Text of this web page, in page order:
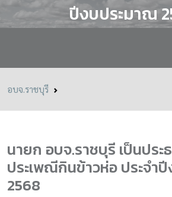
ปีงบประมาณ
อบจ.ราชบุรี
นายก อบจ.ราชบุรี เป็นประ
ประเพณีกินข้าวห่อ ประจำ
2568